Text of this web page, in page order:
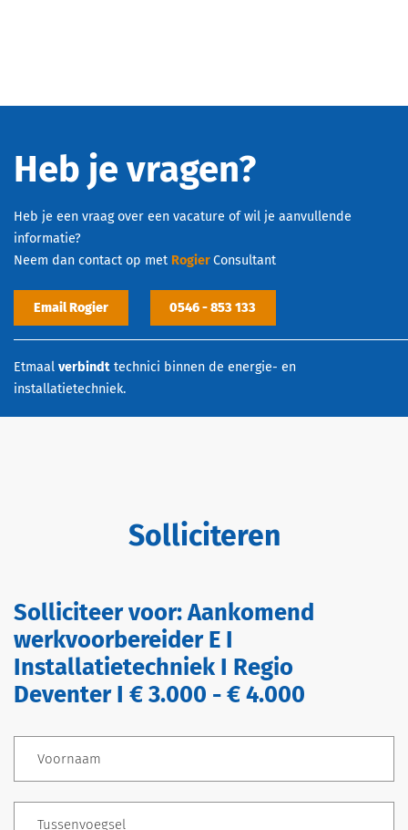
Heb je vragen?
Heb je een vraag over een vacature of wil je aanvullende
informatie?
Neem dan contact op met RogierConsultant
Email Rogier 0546 - 853 133
Etmaal verbindt technici binnen de energie- en
installatietechniek.
Solliciteren
Solliciteer voor:Aankomend
werkvoorbereider E I
Installatietechniek I Regio
Deventer I € 3.000 - € 4.000